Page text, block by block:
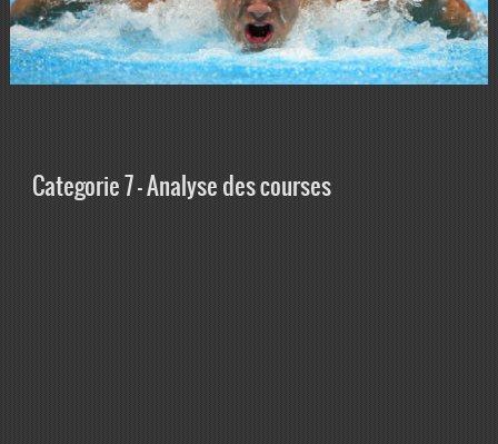
Categorie 7 – Analyse des courses